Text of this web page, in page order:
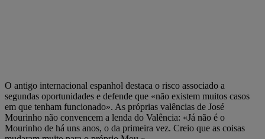
O antigo internacional espanhol destaca o risco associado a
segundas oportunidades e defende que «não existem muitos casos
em que tenham funcionado». As próprias valências de José
Mourinho não convencem a lenda do Valência: «Já não é o
Mourinho de há uns anos, o da primeira vez. Creio que as coisas